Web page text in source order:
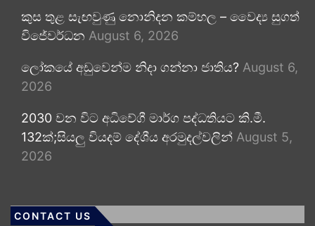
කුස තුළ සැඟවුණු නොනිදන කම්හල – වෛද්‍ය සුගත්
විජේවර්ධන August 6, 2026
ලෝකයේ අඩුවෙන්ම නිදා ගන්නා ජාතිය? August 6,
2026
2030 වන විට අධිවේගී මාර්ග පද්ධතියට කි.මී.
132ක්;සියලු වියදම් දේශීය අරමුදල්වලින් August 5,
2026
CONTACT US